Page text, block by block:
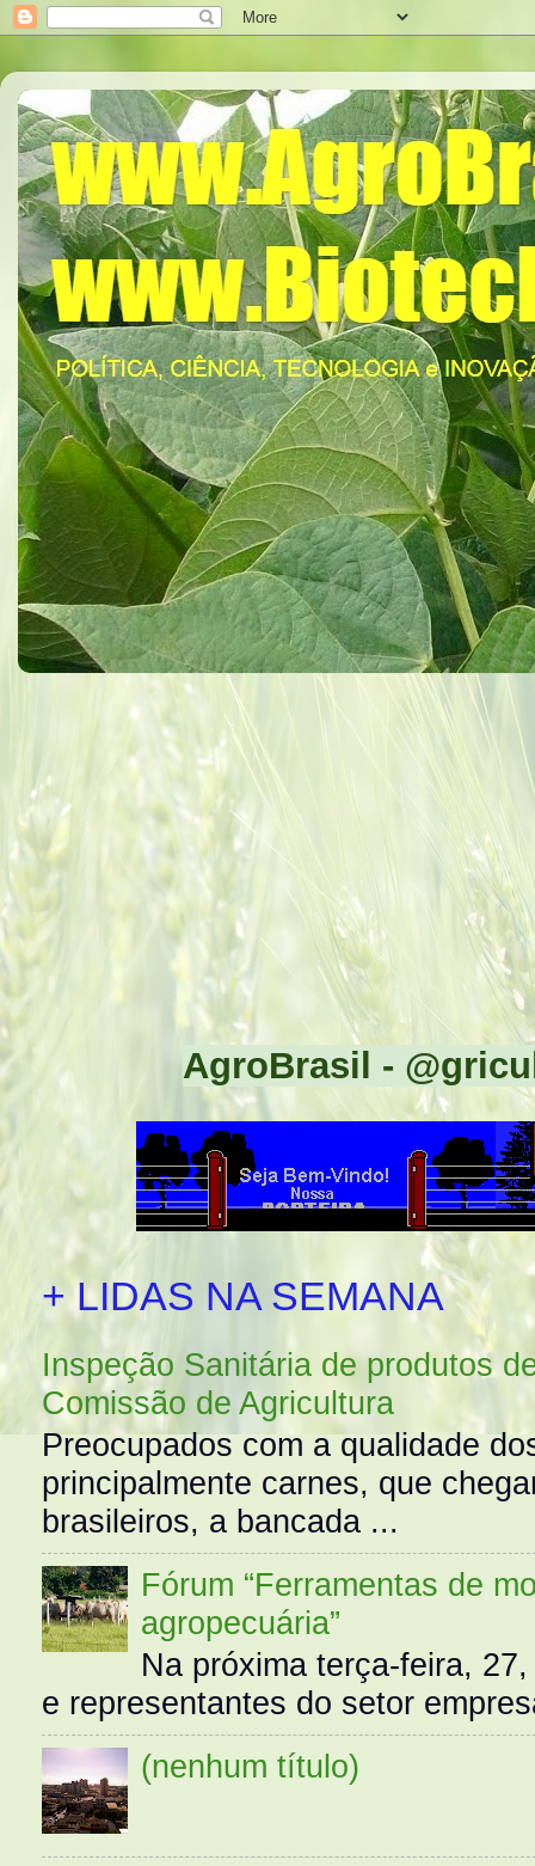
AgroBrasil -
+ LIDAS NA SEMANA
Inspeção Sanitária de produtos
Comissão de Agricultura
Preocupados com a qualidade
principalmente carnes, que
brasileiros, a bancada ...
Fórum “Ferramentas de
agropecuária”
Na próxima terça-feira,
e representantes do setor
(nenhum título)